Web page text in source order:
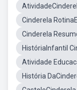
Cinderela
Cinderela
HistóriaInfantil
Atividade
História